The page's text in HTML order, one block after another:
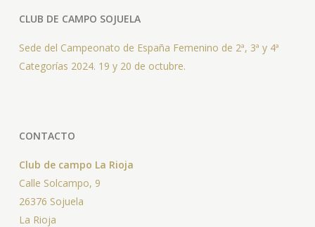
CLUB DE CAMPO SOJUELA
Sede del Campeonato de España Femenino de 2ª, 3ª y 4ª
Categorías 2024. 19 y 20 de octubre.
CONTACTO
Club de campo La Rioja
Calle Solcampo, 9
26376 Sojuela
La Rioja